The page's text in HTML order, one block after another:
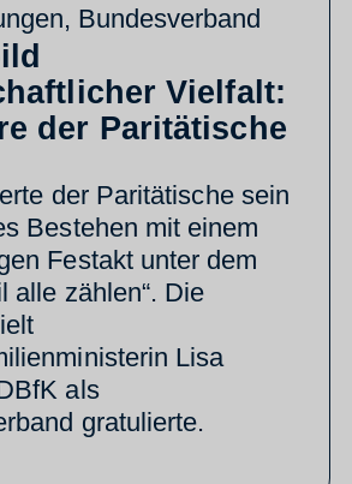
, Bundesverband
Vielfalt:
der Paritätische
der Paritätische sein
Bestehen mit einem
Festakt unter dem
alle zählen“. Die
Lisa
als
gratulierte.